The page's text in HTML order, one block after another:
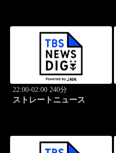
22:00-02:00 240分
ストレートニュース